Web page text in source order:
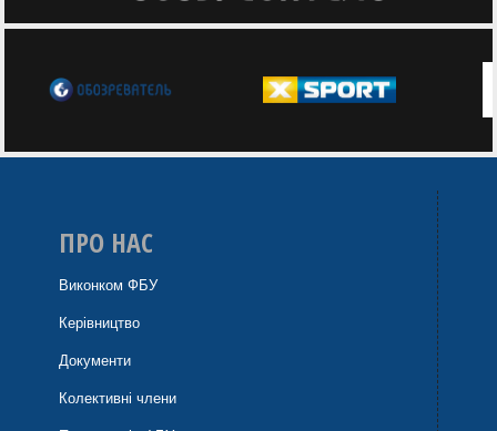
ПРО НАС
Виконком ФБУ
Керівництво
Документи
Колективні члени